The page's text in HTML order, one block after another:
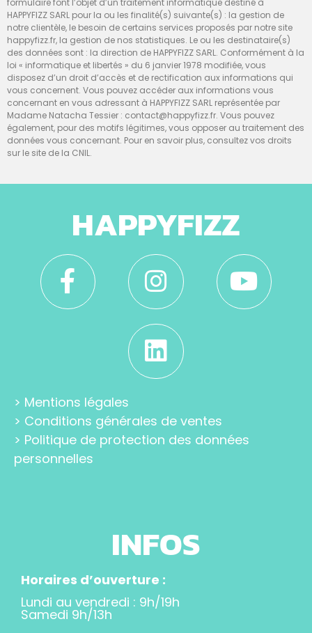
formulaire font l’objet d’un traitement informatique destiné à
HAPPYFIZZ SARL pour la ou les finalité(s) suivante(s) : la gestion de
notre clientèle, le besoin de certains services proposés par notre site
happyfizz.fr, la gestion de nos statistiques. Le ou les destinataire(s)
des données sont : la direction de HAPPYFIZZ SARL. Conformément à la
loi « informatique et libertés » du 6 janvier 1978 modifiée, vous
disposez d’un droit d’accès et de rectification aux informations qui
vous concernent. Vous pouvez accéder aux informations vous
concernant en vous adressant à HAPPYFIZZ SARL représentée par
Madame Natacha Tessier : contact@happyfizz.fr. Vous pouvez
également, pour des motifs légitimes, vous opposer au traitement des
données vous concernant. Pour en savoir plus, consultez vos droits
sur le site de la CNIL.
HAPPYFIZZ
> Mentions légales
> Conditions générales de ventes
> Politique de protection des données
personnelles
INFOS
Horaires d’ouverture :
Lundi au vendredi : 9h/19h
Samedi 9h/13h